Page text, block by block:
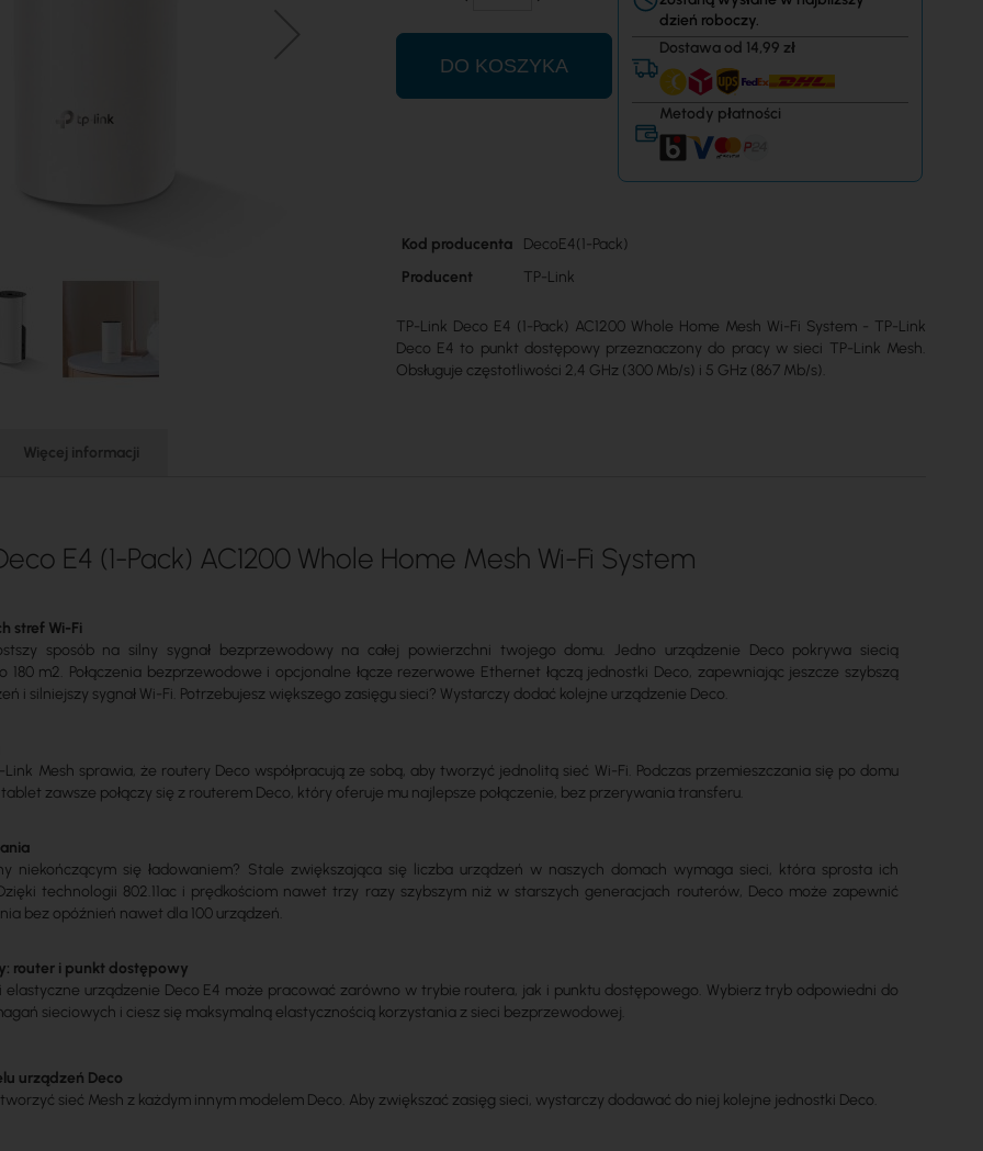
DO KOSZYKA
dzień roboczy.
Dostawa od 14,99 zł
Metody płatności
Więcej
Kod producenta
DecoE4(1-Pack)
Producent
TP-Link
TP-Link Deco E4 (1-Pack) AC1200 Whole Home Mesh Wi-Fi System - TP-Link
Deco E4 to punkt dostępowy przeznaczony do pracy w sieci TP-Link Mesh.
Obsługuje częstotliwości 2,4 GHz (300 Mb/s) i 5 GHz (867 Mb/s).
Więcej informacji
E4 (1-Pack) AC1200 Whole Home Mesh Wi-Fi System
stref Wi-Fi
sposób na silny sygnał bezprzewodowy na całej powierzchni twojego domu. Jedno urządzenie Deco pokrywa siecią
180 m2. Połączenia bezprzewodowe i opcjonalne łącze rezerwowe Ethernet łączą jednostki Deco, zapewniając jeszcze szybszą
i silniejszy sygnał Wi-Fi. Potrzebujesz większego zasięgu sieci? Wystarczy dodać kolejne urządzenie Deco.
Link Mesh sprawia, że routery Deco współpracują ze sobą, aby tworzyć jednolitą sieć Wi-Fi. Podczas przemieszczania się po domu
tablet zawsze połączy się z routerem Deco, który oferuje mu najlepsze połączenie, bez przerywania transferu.
niekończącym się ładowaniem? Stale zwiększająca się liczba urządzeń w naszych domach wymaga sieci, która sprosta ich
technologii 802.11ac i prędkościom nawet trzy razy szybszym niż w starszych generacjach routerów, Deco może zapewnić
bez opóźnień nawet dla 100 urządzeń.
router i punkt dostępowy
i elastyczne urządzenie Deco E4 może pracować zarówno w trybie routera, jak i punktu dostępowego. Wybierz tryb odpowiedni do
sieciowych i ciesz się maksymalną elastycznością korzystania z sieci bezprzewodowej.
urządzeń Deco
sieć Mesh z każdym innym modelem Deco. Aby zwiększać zasięg sieci, wystarczy dodawać do niej kolejne jednostki Deco.